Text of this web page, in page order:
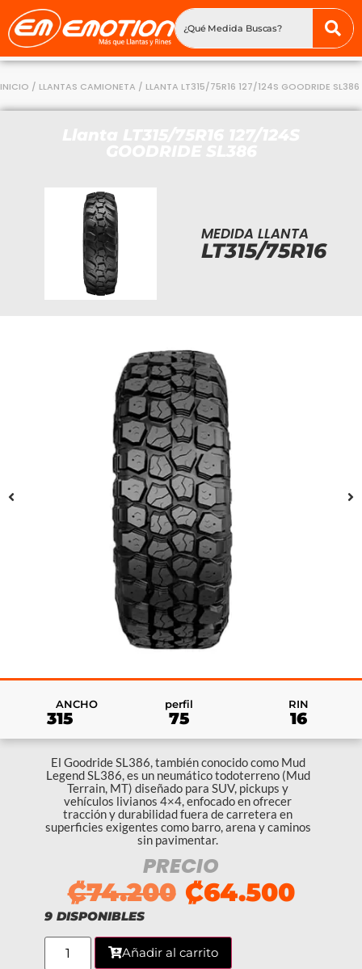
INICIO / LLANTAS CAMIONETA / LLANTA LT315/75R16 127/124S GOODRIDE SL386
MEDIDA LLANTA
LT315/75R16
ANCHO
315
perfil
75
RIN
16
El Goodride SL386, también conocido como Mud
Legend SL386, es un neumático todoterreno (Mud
Terrain, MT) diseñado para SUV, pickups y
vehículos livianos 4×4, enfocado en ofrecer
tracción y durabilidad fuera de carretera en
superficies exigentes como barro, arena y caminos
sin pavimentar.
PRECIO
₡74.200 ₡64.500
9 DISPONIBLES
Añadir al carrito